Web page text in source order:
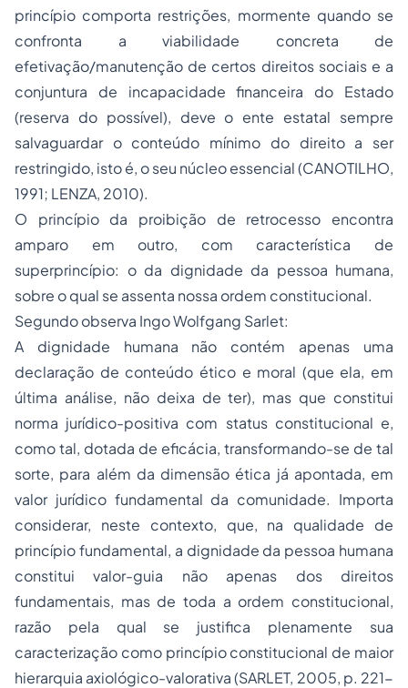
princípio comporta restrições, mormente quando se
confronta a viabilidade concreta de
efetivação/manutenção de certos direitos sociais e a
conjuntura de incapacidade financeira do Estado
(reserva do possível), deve o ente estatal sempre
salvaguardar o conteúdo mínimo do direito a ser
restringido, isto é, o seu núcleo essencial (CANOTILHO,
1991; LENZA, 2010).
O princípio da proibição de retrocesso encontra
amparo em outro, com característica de
superprincípio: o da dignidade da pessoa humana,
sobre o qual se assenta nossa ordem constitucional.
Segundo observa Ingo Wolfgang Sarlet:
A dignidade humana não contém apenas uma
declaração de conteúdo ético e moral (que ela, em
última análise, não deixa de ter), mas que constitui
norma jurídico-positiva com status constitucional e,
como tal, dotada de eficácia, transformando-se de tal
sorte, para além da dimensão ética já apontada, em
valor jurídico fundamental da comunidade. Importa
considerar, neste contexto, que, na qualidade de
princípio fundamental, a dignidade da pessoa humana
constitui valor-guia não apenas dos direitos
fundamentais, mas de toda a ordem constitucional,
razão pela qual se justifica plenamente sua
caracterização como princípio constitucional de maior
hierarquia axiológico-valorativa (SARLET, 2005, p. 221-